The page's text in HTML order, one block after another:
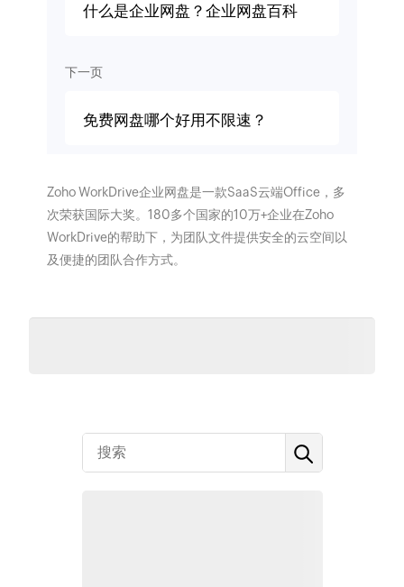
什么是企业网盘？企业网盘百科
下一页
免费网盘哪个好用不限速？
Zoho WorkDrive企业网盘是一款SaaS云端Office，多
次荣获国际大奖。180多个国家的10万+企业在Zoho
WorkDrive的帮助下，为团队文件提供安全的云空间以
及便捷的团队合作方式。